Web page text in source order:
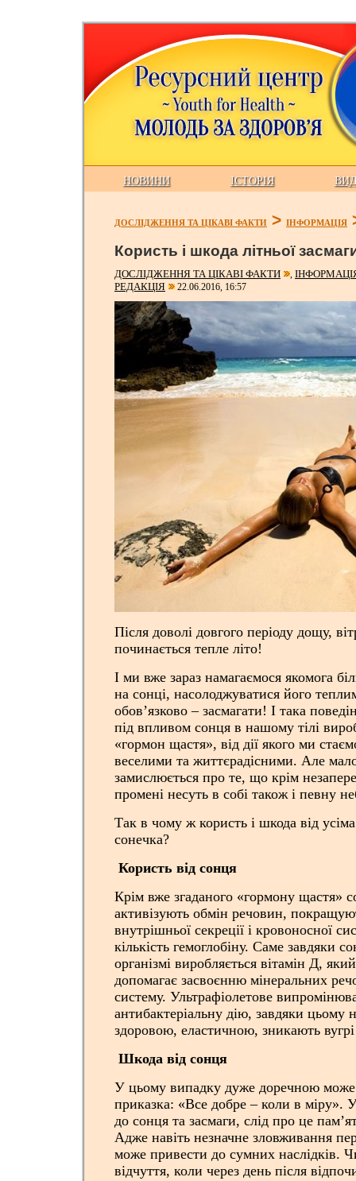
НОВИНИ ІСТОРІЯ
ДОСЛІДЖЕННЯ ТА ЦІКАВІ ФАКТИ > ІНФОРМАЦІЯ
Користь і шкода літньої
ДОСЛІДЖЕННЯ ТА ЦІКАВІ ФАКТИ ,
РЕДАКЦІЯ
22.06.2016, 16:57
Після доволі довгого періоду дощу,
починається тепле літо!
І ми вже зараз намагаємося якомога
на сонці, насолоджуватися його
обов’язково – засмагати! І така
під впливом сонця в нашому тілі
«гормон щастя», від дії якого ми
веселими та життєрадісними. Але
замислюється про те, що крім
промені несуть в собі також і певну
Так в чому ж користь і шкода від
сонечка?
Користь від сонця
Крім вже згаданого «гормону щастя»
активізують обмін речовин,
внутрішньої секреції і кровоносної
кількість гемоглобіну. Саме завдяки
організмі виробляється вітамін Д,
допомагає засвоєнню мінеральних
систему. Ультрафіолетове
антибактеріальну дію, завдяки цьому
здоровою, еластичною, зникають
Шкода від сонця
У цьому випадку дуже доречною може
приказка: «Все добре – коли в міру».
до сонця та засмаги, слід про це
Адже навіть незначне зловживання
може привести до сумних наслідків.
відчуття, коли через день після